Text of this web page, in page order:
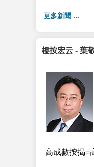
更多新聞 ...
樓按宏云 - 葉
高成數按揭=